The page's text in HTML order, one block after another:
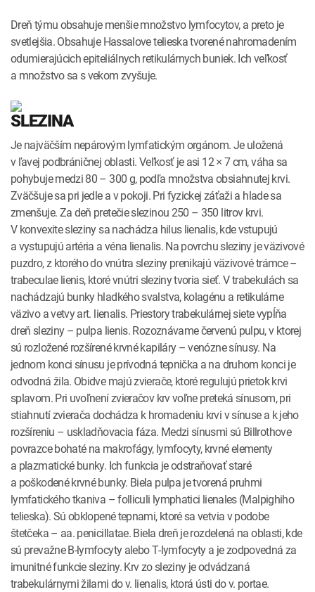
Dreň týmu obsahuje menšie množstvo lymfocytov, a preto je
svetlejšia. Obsahuje Hassalove telieska tvorené nahromadením
odumierajúcich epiteliálnych retikulárnych buniek. Ich veľkosť
a množstvo sa s vekom zvyšuje.
SLEZINA
Je najväčším nepárovým lymfatickým orgánom. Je uložená
v ľavej podbráničnej oblasti. Veľkosť je asi 12 × 7 cm, váha sa
pohybuje medzi 80 – 300 g, podľa množstva obsiahnutej krvi.
Zväčšuje sa pri jedle a v pokoji. Pri fyzickej záťaži a hlade sa
zmenšuje. Za deň pretečie slezinou 250 – 350 litrov krvi.
V konvexite sleziny sa nachádza hilus lienalis, kde vstupujú
a vystupujú artéria a véna lienalis. Na povrchu sleziny je väzivové
puzdro, z ktorého do vnútra sleziny prenikajú väzivové trámce –
trabeculae lienis, ktoré vnútri sleziny tvoria sieť. V trabekulách sa
nachádzajú bunky hladkého svalstva, kolagénu a retikulárne
väzivo a vetvy art. lienalis. Priestory trabekulárnej siete vypĺňa
dreň sleziny – pulpa lienis. Rozoznávame červenú pulpu, v ktorej
sú rozložené rozšírené krvné kapiláry – venózne sínusy. Na
jednom konci sínusu je prívodná tepnička a na druhom konci je
odvodná žila. Obidve majú zvierače, ktoré regulujú prietok krvi
splavom. Pri uvoľnení zvieračov krv voľne preteká sínusom, pri
stiahnutí zvierača dochádza k hromadeniu krvi v sínuse a k jeho
rozšíreniu – uskladňovacia fáza. Medzi sínusmi sú Billrothove
povrazce bohaté na makrofágy, lymfocyty, krvné elementy
a plazmatické bunky. Ich funkcia je odstraňovať staré
a poškodené krvné bunky. Biela pulpa je tvorená pruhmi
lymfatického tkaniva – folliculi lymphatici lienales (Malpighiho
telieska). Sú obklopené tepnami, ktoré sa vetvia v podobe
štetčeka – aa. penicillatae. Biela dreň je rozdelená na oblasti, kde
sú prevažne B­‑lymfocyty alebo T­‑lymfocyty a je zodpovedná za
imunitné funkcie sleziny. Krv zo sleziny je odvádzaná
trabekulárnymi žilami do v. lienalis, ktorá ústi do v. portae.